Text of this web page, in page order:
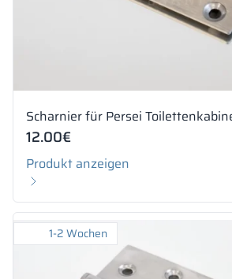
Scharnier für Persei
12.00€
Produkt anzeigen
1-2 Wochen